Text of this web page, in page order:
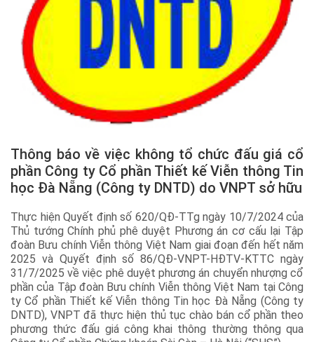
Thông báo về việc không tổ chức đấu giá cổ
phần Công ty Cổ phần Thiết kế Viễn thông Tin
học Đà Nẵng (Công ty DNTD) do VNPT sở hữu
Thực hiện Quyết định số 620/QĐ-TTg ngày 10/7/2024 của
Thủ tướng Chính phủ phê duyệt Phương án cơ cấu lại Tập
đoàn Bưu chính Viễn thông Việt Nam giai đoạn đến hết năm
2025 và Quyết định số 86/QĐ-VNPT-HĐTV-KTTC ngày
31/7/2025 về việc phê duyệt phương án chuyển nhượng cổ
phần của Tập đoàn Bưu chính Viễn thông Việt Nam tại Công
ty Cổ phần Thiết kế Viễn thông Tin học Đà Nẵng (Công ty
DNTD), VNPT đã thực hiện thủ tục chào bán cổ phần theo
phương thức đấu giá công khai thông thường thông qua